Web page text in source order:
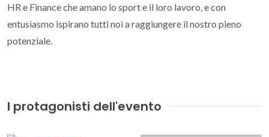
HR e Finance che amano lo sport e il loro lavoro, e con
entusiasmo ispirano tutti noi a raggiungere il nostro pieno
potenziale.
I protagonisti dell'evento